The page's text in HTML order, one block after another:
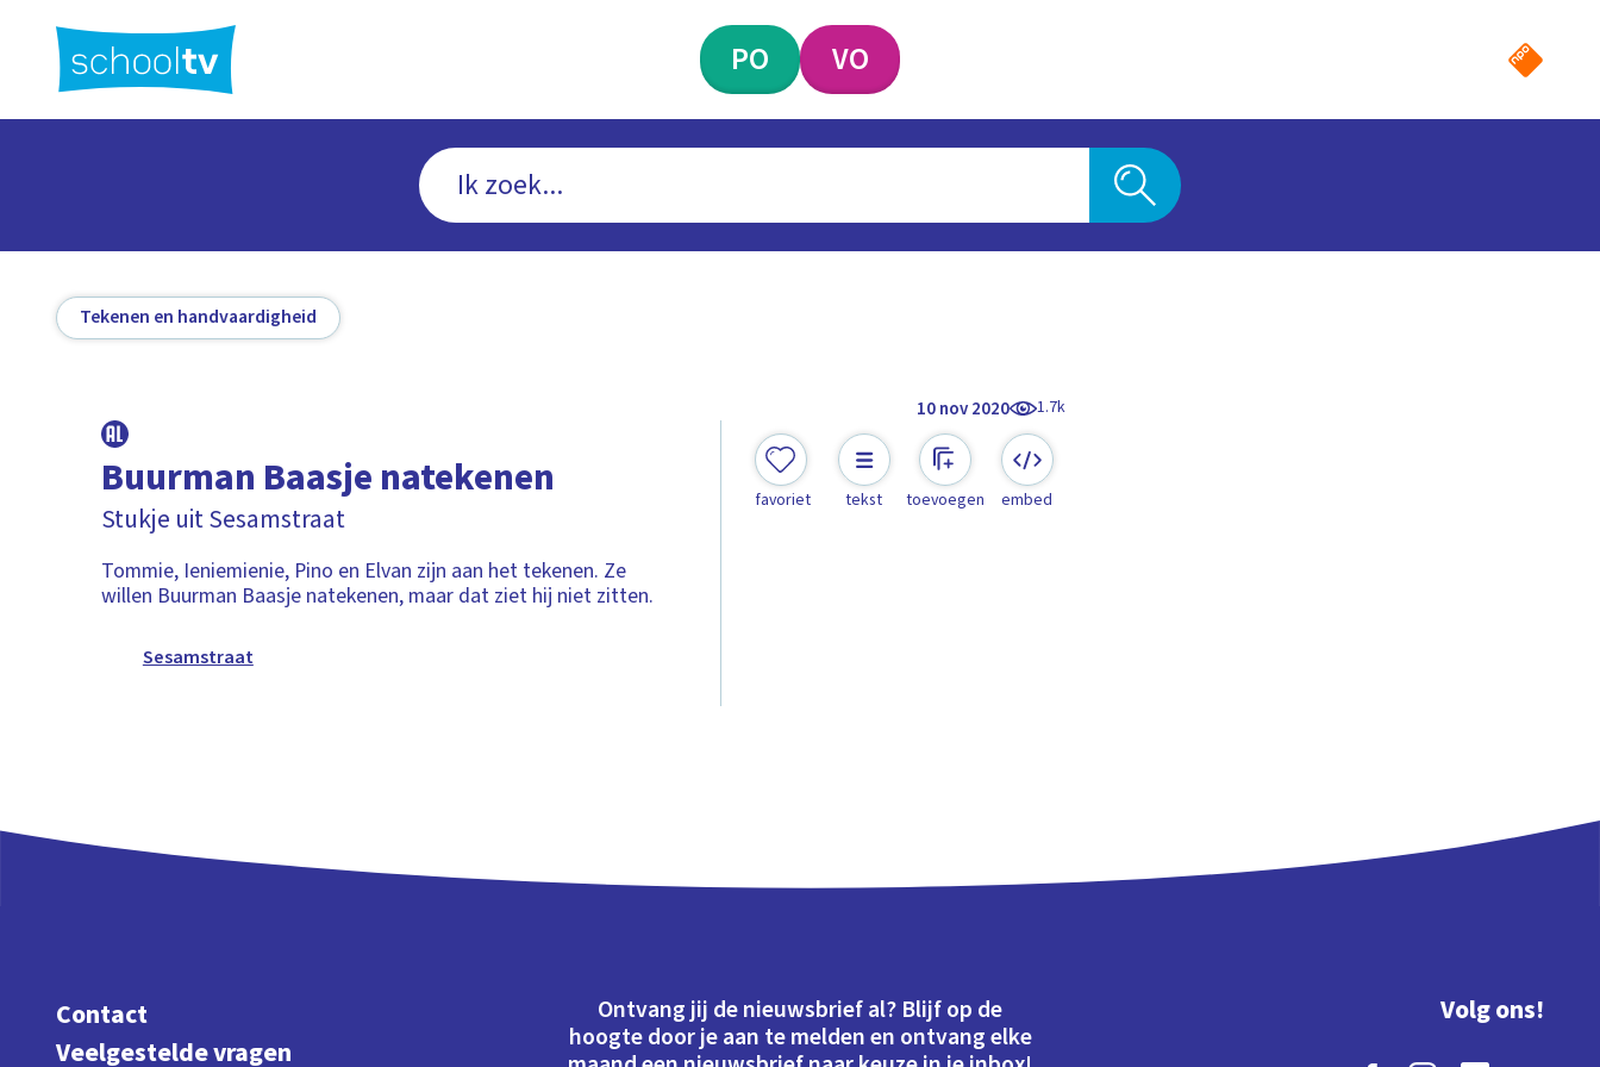
hoofdinhoud
PO VO
Tekenen en handvaardigheid
10 nov 2020 1.7k
Buurman Baasje natekenen
Stukje uit Sesamstraat
Tommie, Ieniemienie, Pino en Elvan zijn aan het tekenen. Ze
willen Buurman Baasje natekenen, maar dat ziet hij niet zitten.
Sesamstraat
favoriet tekst toevoegen embed
Contact
Veelgestelde vragen
Ontvang jij de nieuwsbrief al? Blijf op de
hoogte door je aan te melden en ontvang elke
Volg ons!